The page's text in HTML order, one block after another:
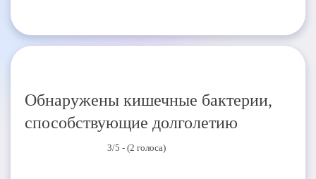
Обнаружены кишечные бактерии,
способствующие долголетию
3/5 - (2 голоса)